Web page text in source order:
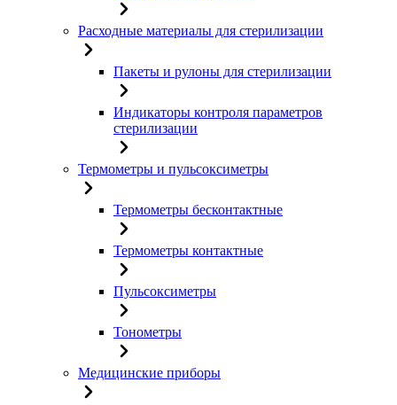
Расходные материалы для стерилизации
Пакеты и рулоны для стерилизации
Индикаторы контроля параметров
стерилизации
Термометры и пульсоксиметры
Термометры бесконтактные
Термометры контактные
Пульсоксиметры
Тонометры
Медицинские приборы